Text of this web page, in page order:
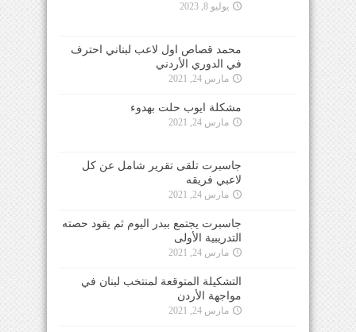
يوليو 8, 2023
محمد قصاص اول لاعب لبناني احترف
في الدوري الأردني
مارس 24, 2021
مشكلة ايوب حلت بهدوء
مارس 24, 2021
جاسبرت تلقى تقرير شامل عن كل
لاعبي فريقه
مارس 24, 2021
جاسبرت يجتمع ببدر اليوم ثم يقود حصته
التدريبية الأولى
مارس 24, 2021
التشكيلة المتوقعة لمنتخب لبنان في
مواجهة الأردن
مارس 24, 2021